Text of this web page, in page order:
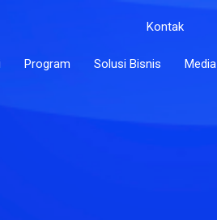
Kontak
Program Solusi Bisnis Media